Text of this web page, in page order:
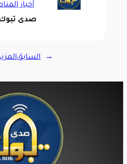
أخبار
صدى
← السابق